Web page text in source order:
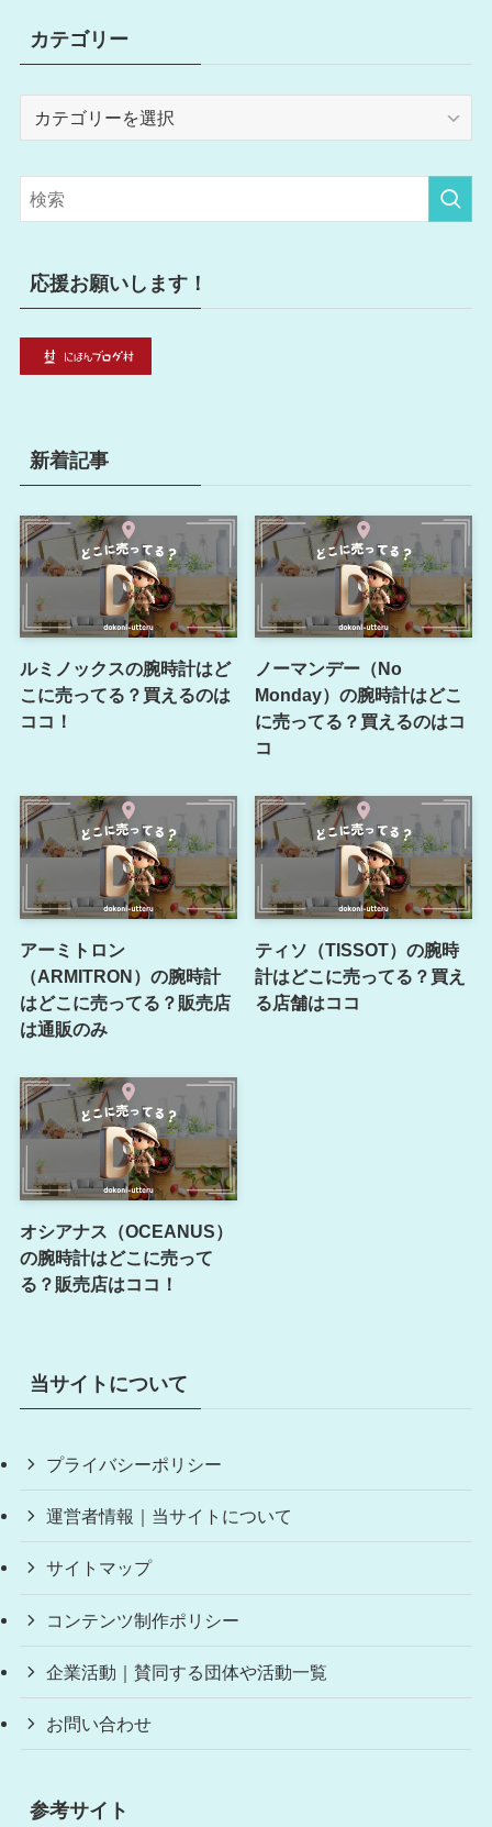
カテゴリー
リ
ー
応援お願いします！
新着記事
ルミノックスの腕時計はど
こに売ってる？買えるのは
ココ！
ノーマンデー（No
Monday）の腕時計はどこ
に売ってる？買えるのはコ
コ
アーミトロン
（ARMITRON）の腕時計
はどこに売ってる？販売店
は通販のみ
ティソ（TISSOT）の腕時
計はどこに売ってる？買え
る店舗はココ
オシアナス（OCEANUS）
の腕時計はどこに売って
る？販売店はココ！
当サイトについて
プライバシーポリシー
運営者情報｜当サイトについて
サイトマップ
コンテンツ制作ポリシー
企業活動｜賛同する団体や活動一覧
お問い合わせ
参考サイト